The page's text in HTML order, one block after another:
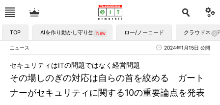
TOP AIを作り動かし守り生かす ロー/ノーコード クラウドネイ
ニュース 2024年1月15日 公開
その場しのぎの対応は自らの首を絞める ガート
ナーがセキュリティに関する10の重要論点を発表
セキュリティはITの問題ではなく経営問題